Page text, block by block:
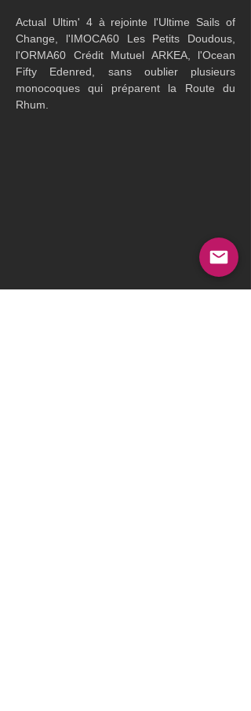
Actual Ultim' 4 à rejointe l'Ultime Sails of
Change, l'IMOCA60 Les Petits Doudous,
l'ORMA60 Crédit Mutuel ARKEA, l'Ocean
Fifty Edenred, sans oublier plusieurs
monocoques qui préparent la Route du
Rhum.